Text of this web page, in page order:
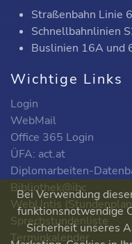
Straßenbahn Linie
Schnellbahnlinien
Buslinien 16A und
Wichtige Links
Login
WebMail
Office 365 Login
ÜFA: act.at
Diplomarbeiten-
Bibliothek@ibc
WebUntis
Sprechstundenliste
Terminkalender
Bei Verwendung
funktionsnotwendige
Sicherheit unseres